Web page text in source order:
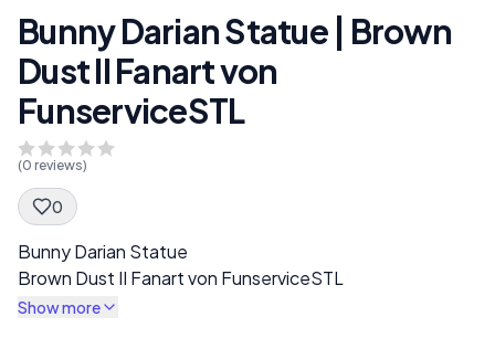
Bunny Darian Statue | Brown
Dust II Fanart von
FunserviceSTL
(0 reviews)
0
Spec Description
Bunny Darian Statue
Brown Dust II Fanart von FunserviceSTL
Show more